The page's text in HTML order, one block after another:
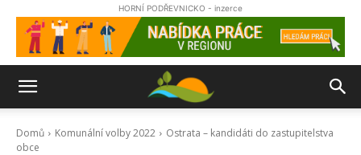
HORNÍ PODŘEVNICKO - inzerce
Domů Komunální volby 2022
Ostrata – kandidáti do zastupitelstva
obce